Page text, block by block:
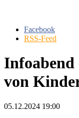
Facebook
RSS-Feed
von
05.12.2024 19:00